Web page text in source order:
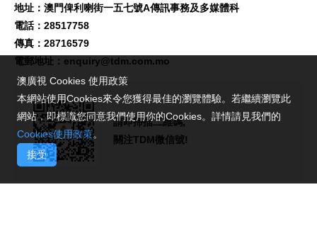
地址：澳門俾利喇街一五七號A傳訊事務及多媒體科
電話：28517758
傳真：28716579
電郵地址： enquiry@tdm.com.mo
請即掃描二維碼,
關注TDM微信號!
澳廣視 Cookies 使用政策
本網站使用Cookies來令您獲得最佳的瀏覽體驗。若繼續瀏覽此
網站，即標識您同意我們使用你的Cookies。詳情請見我們的
Cookies使用政策。
接受